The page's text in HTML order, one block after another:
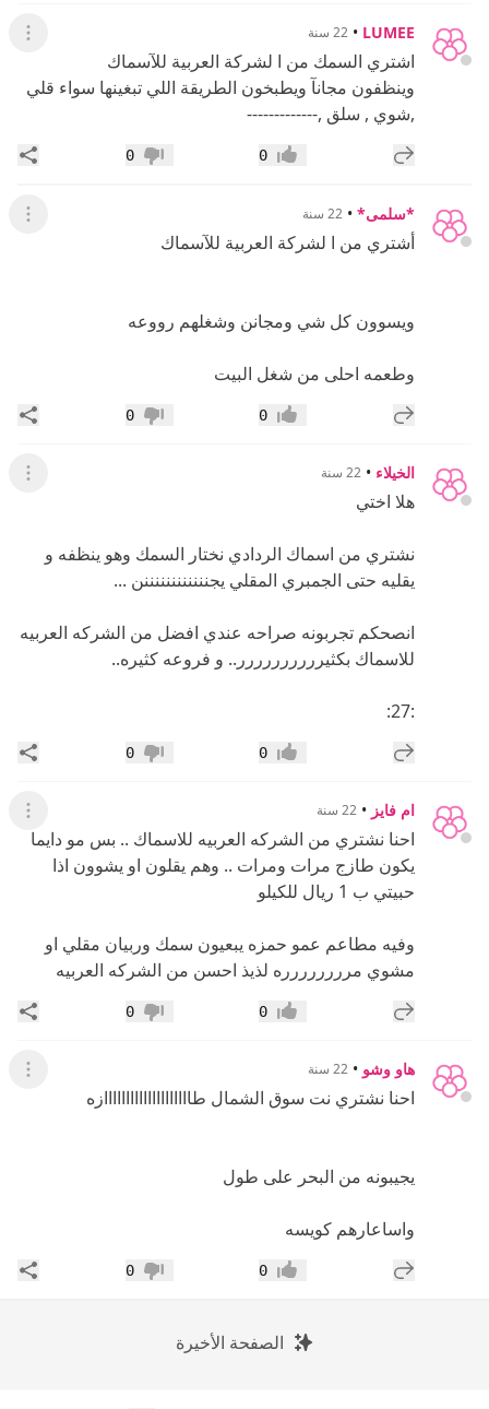
LUMEE
• 22 سنة عرض
اشتري السمك من ا لشركة العربية للآسماك
وينظفون مجانآ ويطبخون الطريقة اللي تبغينها سواء قلي
,شوي , سلق ,-------------
إضافة رد جديد إعجاب0 عدم إعجاب
0
*سلمى* • 22 سنة عرض
أشتري من ا لشركة العربية للآسماك
ويسوون كل شي ومجانن وشغلهم رووعه
وطعمه احلى من شغل البيت
إضافة رد جديد إعجاب0 عدم إعجاب
0
الخيلاء • 22 سنة عرض
هلا اختي
نشتري من اسماك الردادي نختار السمك وهو ينظفه و
يقليه حتى الجمبري المقلي يجننننننننننننن ...
انصحكم تجربونه صراحه عندي افضل من الشركه العربيه
للاسماك بكثيرررررررررر.. و فروعه كثيره..
:27:
إضافة رد جديد إعجاب0 عدم إعجاب
0
ام فايز • 22 سنة عرض
احنا نشتري من الشركه العربيه للاسماك .. بس مو دايما
يكون طازج مرات ومرات .. وهم يقلون او يشوون اذا
حبيتي ب 1 ريال للكيلو
وفيه مطاعم عمو حمزه يبعيون سمك وربيان مقلي او
مشوي مرررررررره لذيذ احسن من الشركه العربيه
إضافة رد جديد إعجاب0 عدم إعجاب
0
هاو وشو • 22 سنة عرض
احنا نشتري نت سوق الشمال طاااااااااااااااااااازه
يجيبونه من البحر على طول
واساعارهم كويسه
إضافة رد جديد إعجاب0 عدم إعجاب
0
الصفحة الأخيرة